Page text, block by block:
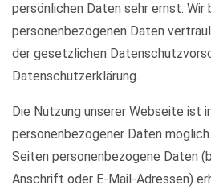
persönlichen Daten sehr ernst. Wir
personenbezogenen Daten
der gesetzlichen
Datenschutzerklärung.
Die Nutzung unserer Webseite ist
personenbezogener Daten
Seiten personenbezogene Daten
Anschrift oder E-Mail-Adressen)